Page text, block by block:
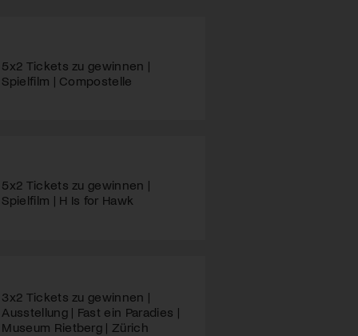
5x2 Tickets zu gewinnen |
Spielfilm | Compostelle
5x2 Tickets zu gewinnen |
Spielfilm | H Is for Hawk
3x2 Tickets zu gewinnen |
Ausstellung | Fast ein Paradies |
Museum Rietberg | Zürich